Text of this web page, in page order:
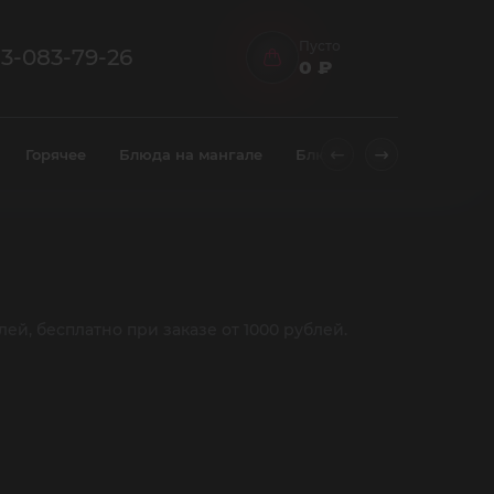
083-79-26 0 ₽
Горячее Блюда на мангале Блюда на чугуне